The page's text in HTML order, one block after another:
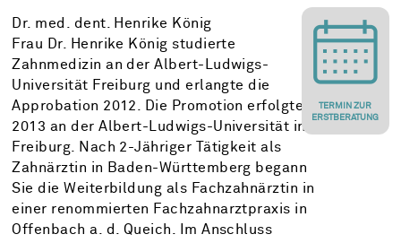
TERMIN ZUR
ERSTBERATUNG
Dr. med. dent. Henrike König
Frau Dr. Henrike König studierte
Zahnmedizin an der Albert-Ludwigs-
Universität Freiburg und erlangte die
Approbation 2012. Die Promotion erfolgte
2013 an der Albert-Ludwigs-Universität in
Freiburg. Nach 2-Jähriger Tätigkeit als
Zahnärztin in Baden-Württemberg begann
Sie die Weiterbildung als Fachzahnärztin in
einer renommierten Fachzahnarztpraxis in
Offenbach a. d. Queich. Im Anschluss